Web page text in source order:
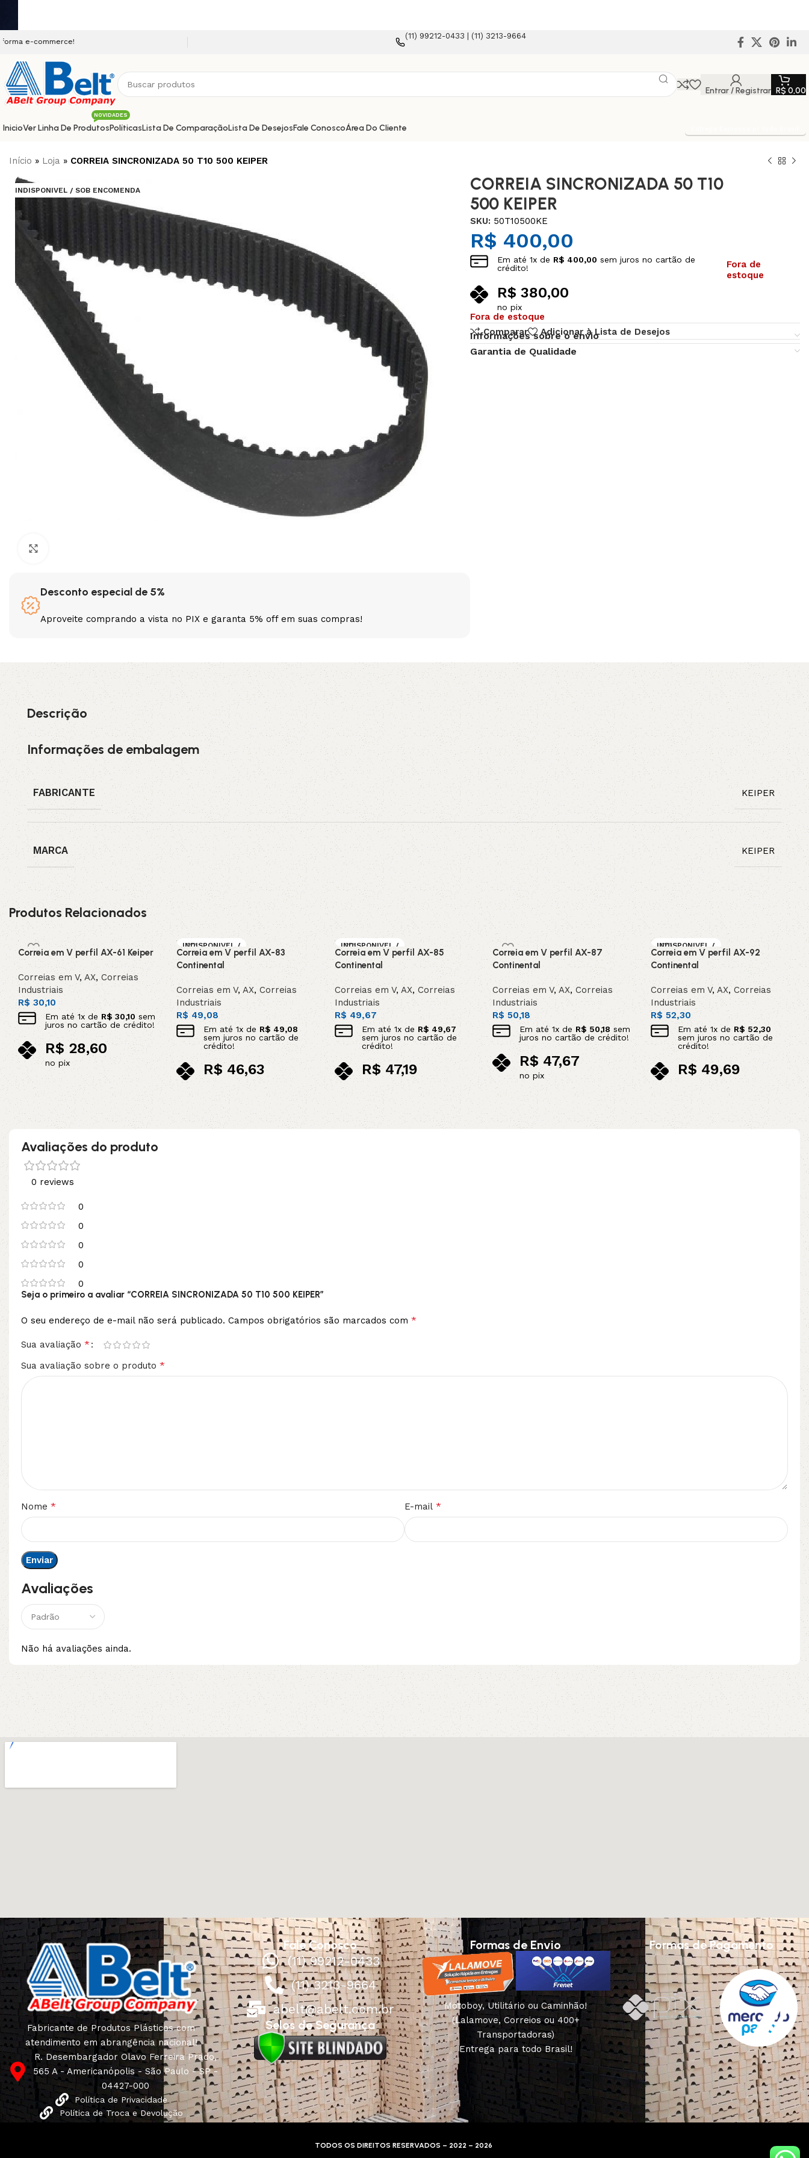
(11) 99212-0433 | (11) 3213-9664
Entrar / Registrar R$ 0,00
InicioVer Linha De Produtos
NOVIDADES
A
PL SPA SPB SPC SPZ
XPA XPB XPZ ZX
PolíticasLista De ComparaçãoLista De DesejosFale ConoscoÁrea Do Cliente
Início » Loja » CORREIA SINCRONIZADA 50 T10 500 KEIPER
INDISPONIVEL / SOB ENCOMENDA
Desconto especial de 5%
Aproveite comprando a vista no PIX e garanta 5% off em suas compras!
CORREIA SINCRONIZADA 50 T10
500 KEIPER
SKU: 50T10500KE
R$ 400,00
Em até1x de R$ 400,00 sem juros no cartão de
crédito!
R$ 380,00
no pix
Fora de
estoque
Fora de estoque
Comparar
Adicionar à Lista de Desejos
Informações sobre o envio
Garantia de Qualidade
Descrição
Informações de embalagem
FABRICANTE KEIPER
MARCA KEIPER
Produtos Relacionados
Correia em V perfil AX-61 Keiper
Correias em V, AX,Correias
Industriais
R$30,10
Em até1x de R$30,10 sem
juros no cartão de crédito!
R$28,60
no pix
Adicionar ao carrinho
INDISPONIVEL /
SOB ENCOMEN
DA
Correia em V perfil AX-83
Continental
Correias em V,AX,Correias
Industriais
R$49,08
Em até 1x de R$49,08
sem juros no cartão de
crédito!
R$46,63
no pix
Leia mais
INDISPONIVEL /
SOB ENCOMEN
DA
Correia em V perfil AX-85
Continental
Correias em V, AX, Correias
Industriais
R$ 49,67
Em até 1x de R$ 49,67
sem juros no cartão de
crédito!
R$47,19
no pix
Leia mais
Correia em V perfil AX-87
Continental
Correias em V,AX,Correias
Industriais
R$50,18
Em até1x deR$ 50,18 sem
juros no cartão de crédito!
R$47,67
no pix
Adicionar ao carrinho
INDISPONIVEL /
SOB ENCOMEN
DA
Correia em V perfil AX-92
Continental
Correias em V,AX,Correias
Industriais
R$ 52,30
Em até1x deR$ 52,30
sem juros no cartão de
crédito!
R$ 49,69
no pix
Leia mais
Avaliações do produto
0 reviews
0
0
0
0
0
Avaliações
Não há avaliações ainda.
Seja o primeiro a avaliar “CORREIA SINCRONIZADA 50 T10 500 KEIPER”
O seu endereço de e-mail não será publicado. Campos obrigatórios são marcados com *
Sua avaliação *
Sua avaliação sobre o produto *
Nome * E-mail *
Fabricante de Produtos Plásticos com
atendimento em abrangência nacional!
R. Desembargador Olavo Ferreira Prado,
565 A - Americanópolis - São Paulo - SP -
04427-000
Política de Privacidade
Política de Troca e Devolução
Fale Conosco
(11) 99212-0433
(11) 3213-9664
abelt@abelt.com.br
Selos de Segurança
Formas de Envio
Motoboy, Utilitário ou Caminhão!
(Lalamove, Correios ou 400+
Transportadoras)
Entrega para todo Brasil!
Formas de Pagamento
TODOS OS DIREITOS RESERVADOS – 2022 – 2026